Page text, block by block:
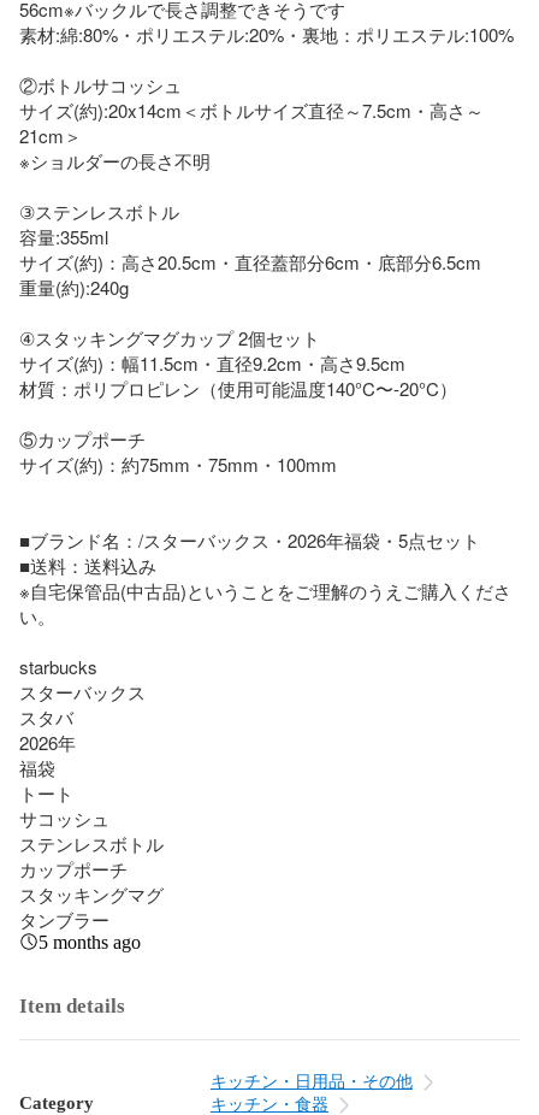
56cm※バックルで長さ調整できそうです
素材:綿:80%・ポリエステル:20%・裏地：ポリエステル:100%
②ボトルサコッシュ
サイズ(約):20x14cm＜ボトルサイズ直径～7.5cm・高さ～
21cm＞
※ショルダーの長さ不明
③ステンレスボトル
容量:355ml
サイズ(約)：高さ20.5cm・直径蓋部分6cm・底部分6.5cm
重量(約):240g
④スタッキングマグカップ 2個セット
サイズ(約)：幅11.5cm・直径9.2cm・高さ9.5cm
材質：ポリプロピレン（使用可能温度140°C〜-20°C）
⑤カップポーチ
サイズ(約)：約75mm・75mm・100mm
■ブランド名：/スターバックス・2026年福袋・5点セット
■送料：送料込み
※自宅保管品(中古品)ということをご理解のうえご購入くださ
い。
starbucks
スターバックス
スタバ
2026年
福袋
トート
サコッシュ
ステンレスボトル
カップポーチ
スタッキングマグ
タンブラー
5 months ago
Item details
Category
キッチン・日用品・その他
キッチン・食器